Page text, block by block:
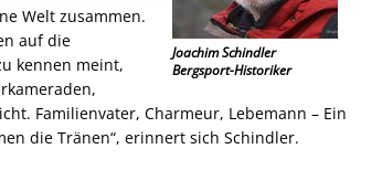
Joachim Schindler
Bergsport-Historiker
Welt zusammen.
auf die
kennen meint,
Familienvater, Charmeur, Lebemann – Ein
die Tränen“, erinnert sich Schindler.